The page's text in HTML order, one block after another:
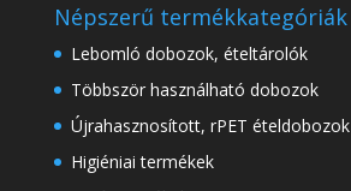
Népszerű termékkategóriák
Lebomló dobozok, ételtárolók
Többször használható dobozok
Újrahasznosított, rPET ételdobozok
Higiéniai termékek